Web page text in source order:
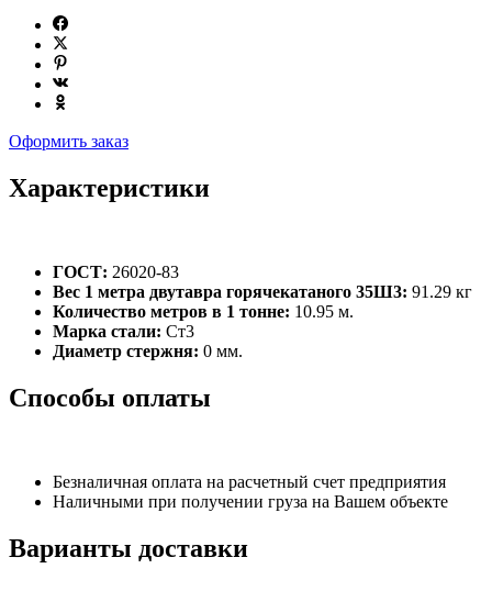
Оформить заказ
Характеристики
ГОСТ: 26020-83
Вес 1 метра двутавра горячекатаного 35Ш3: 91.29 кг
Количество метров в 1 тонне: 10.95 м.
Марка стали: Ст3
Диаметр стержня: 0 мм.
Способы оплаты
Безналичная оплата на расчетный счет предприятия
Наличными при получении груза на Вашем объекте
Варианты доставки